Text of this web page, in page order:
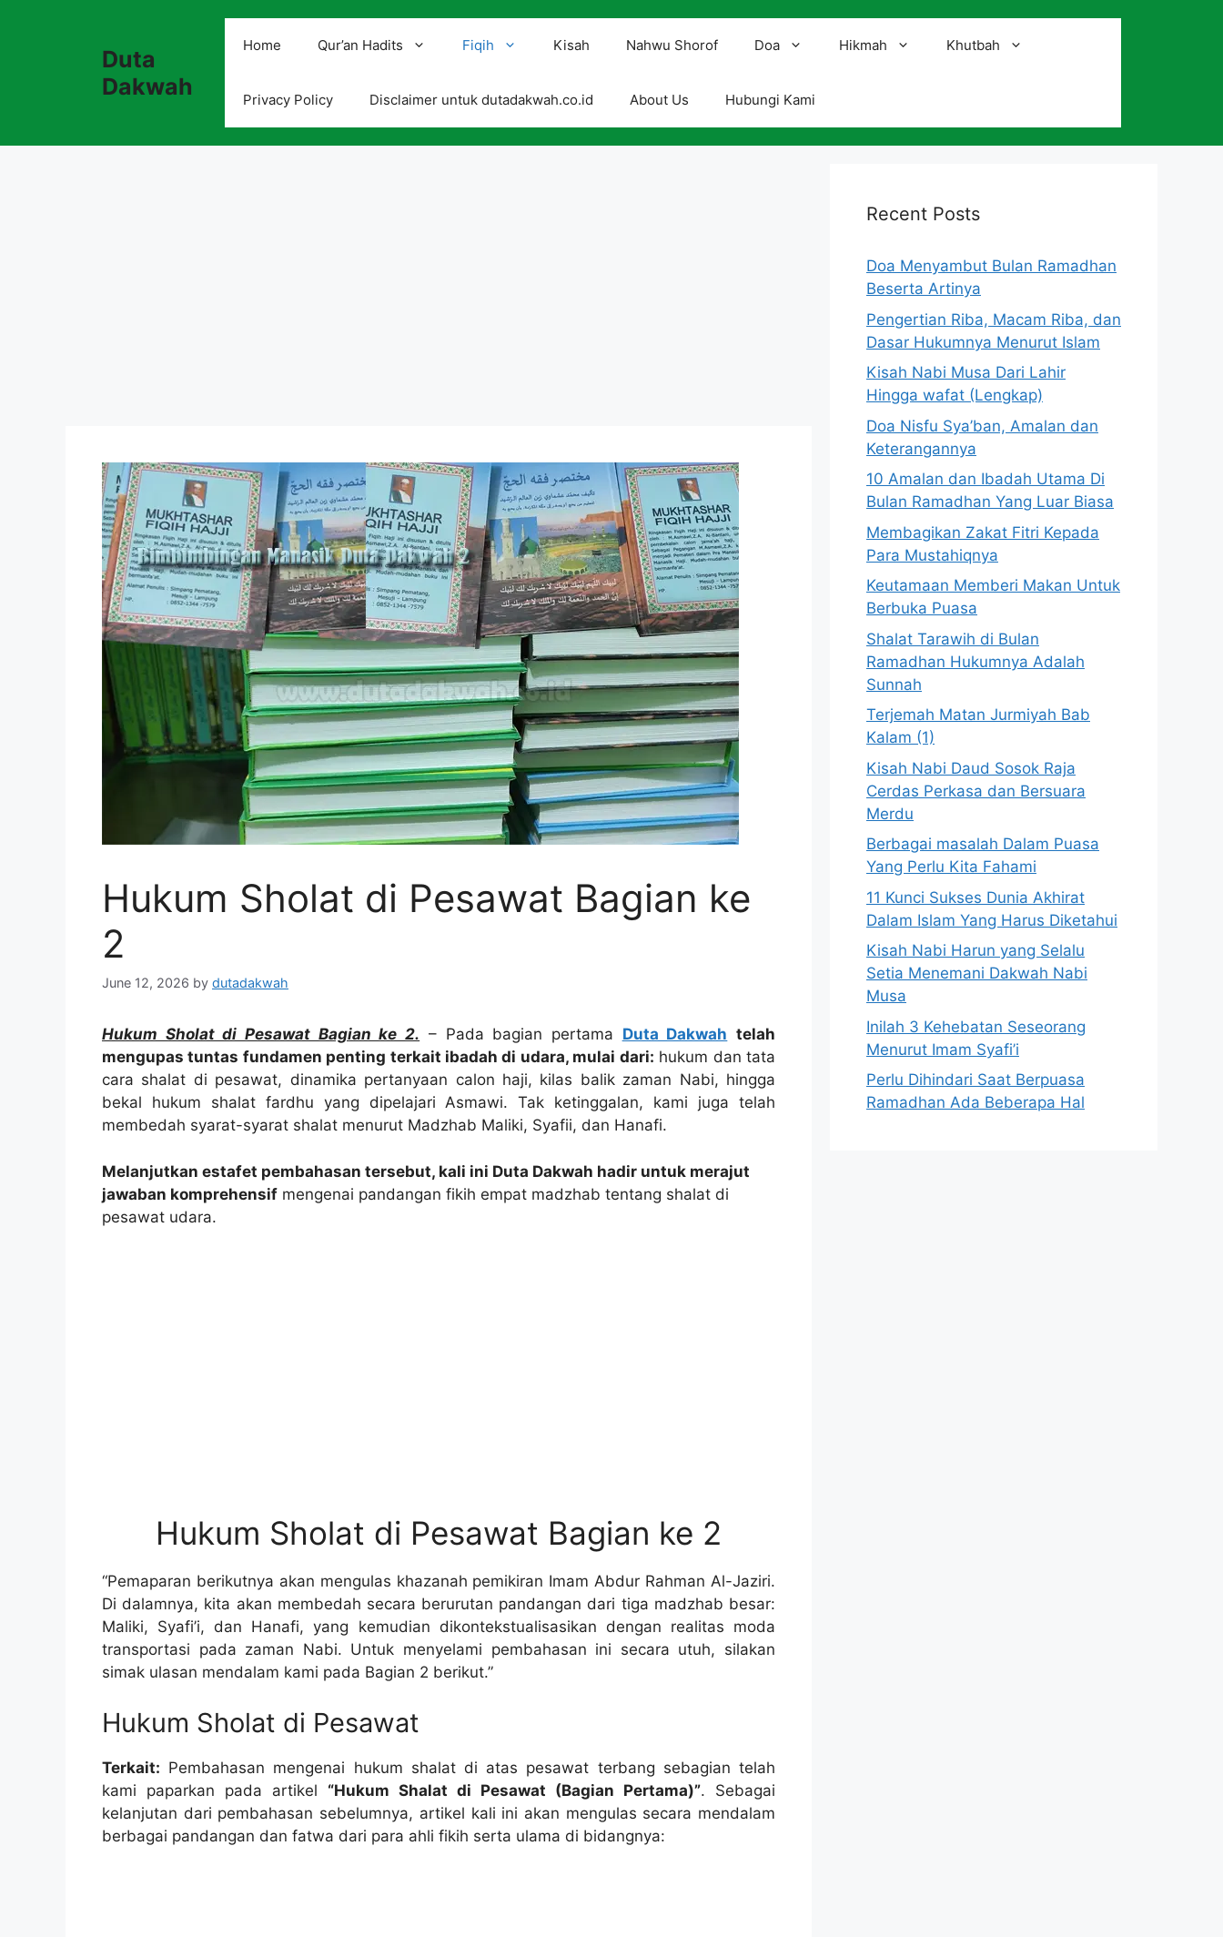
Duta
Dakwah
Home Qur’an Hadits Fiqih Kisah Nahwu Shorof Doa Hikmah Khutbah
Privacy Policy Disclaimer untuk dutadakwah.co.id About Us Hubungi Kami
Hukum Sholat di Pesawat Bagian ke
2
June 12, 2026 by dutadakwah
Hukum Sholat di Pesawat Bagian ke 2. – Pada bagian pertama Duta Dakwah telah
mengupas tuntas fundamen penting terkait ibadah di udara, mulai dari: hukum dan tata
cara shalat di pesawat, dinamika pertanyaan calon haji, kilas balik zaman Nabi, hingga
bekal hukum shalat fardhu yang dipelajari Asmawi. Tak ketinggalan, kami juga telah
membedah syarat-syarat shalat menurut Madzhab Maliki, Syafii, dan Hanafi.
Melanjutkan estafet pembahasan tersebut, kali ini Duta Dakwah hadir untuk merajut
jawaban komprehensif mengenai pandangan fikih empat madzhab tentang shalat di
pesawat udara.
Hukum Sholat di Pesawat Bagian ke 2
“Pemaparan berikutnya akan mengulas khazanah pemikiran Imam Abdur Rahman Al-Jaziri.
Di dalamnya, kita akan membedah secara berurutan pandangan dari tiga madzhab besar:
Maliki, Syafi’i, dan Hanafi, yang kemudian dikontekstualisasikan dengan realitas moda
transportasi pada zaman Nabi. Untuk menyelami pembahasan ini secara utuh, silakan
simak ulasan mendalam kami pada Bagian 2 berikut.”
Hukum Sholat di Pesawat
Terkait: Pembahasan mengenai hukum shalat di atas pesawat terbang sebagian telah
kami paparkan pada artikel “Hukum Shalat di Pesawat (Bagian Pertama)”. Sebagai
kelanjutan dari pembahasan sebelumnya, artikel kali ini akan mengulas secara mendalam
berbagai pandangan dan fatwa dari para ahli fikih serta ulama di bidangnya:
Recent Posts
Doa Menyambut Bulan Ramadhan
Beserta Artinya
Pengertian Riba, Macam Riba, dan
Dasar Hukumnya Menurut Islam
Kisah Nabi Musa Dari Lahir
Hingga wafat (Lengkap)
Doa Nisfu Sya’ban, Amalan dan
Keterangannya
10 Amalan dan Ibadah Utama Di
Bulan Ramadhan Yang Luar Biasa
Membagikan Zakat Fitri Kepada
Para Mustahiqnya
Keutamaan Memberi Makan Untuk
Berbuka Puasa
Shalat Tarawih di Bulan
Ramadhan Hukumnya Adalah
Sunnah
Terjemah Matan Jurmiyah Bab
Kalam (1)
Kisah Nabi Daud Sosok Raja
Cerdas Perkasa dan Bersuara
Merdu
Berbagai masalah Dalam Puasa
Yang Perlu Kita Fahami
11 Kunci Sukses Dunia Akhirat
Dalam Islam Yang Harus Diketahui
Kisah Nabi Harun yang Selalu
Setia Menemani Dakwah Nabi
Musa
Inilah 3 Kehebatan Seseorang
Menurut Imam Syafi’i
Perlu Dihindari Saat Berpuasa
Ramadhan Ada Beberapa Hal